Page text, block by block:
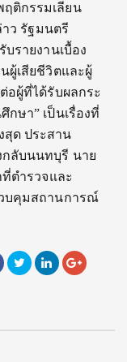
ติกรรมเลียน
ว รัฐมนตรี
รายงานเบื้อง
ผู้เสียชีวิตและผู้
อผู้ที่ได้รับผลกระ
ษา” เป็นเรื่องที่
สุด ประสาน
กลับนนทบุรี นาย
ที่ตำรวจและ
บคุมสถานการณ์